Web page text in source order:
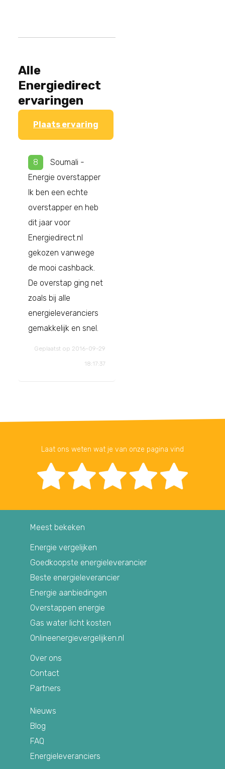
Alle
Energiedirect
ervaringen
Plaats ervaring
8 Soumali -
Energie overstapper
Ik ben een echte
overstapper en heb
dit jaar voor
Energiedirect.nl
gekozen vanwege
de mooi cashback.
De overstap ging net
zoals bij alle
energieleveranciers
gemakkelijk en snel.
Geplaatst op 2016-09-29
18:17:37
Laat ons weten wat je van onze pagina vind
Meest bekeken
Energie vergelijken
Goedkoopste energieleverancier
Beste energieleverancier
Energie aanbiedingen
Overstappen energie
Gas water licht kosten
Onlineenergievergelijken.nl
Over ons
Contact
Partners
Nieuws
Blog
FAQ
Energieleveranciers